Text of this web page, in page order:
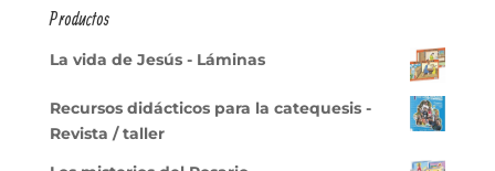
Productos
La vida de Jesús - Láminas
Recursos didácticos para la catequesis -
Revista / taller